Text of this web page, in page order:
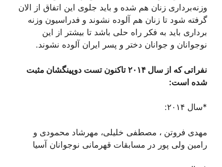
وزنه‌برداری زنان هم شده و باید جلوی این اتفاق از الان
گرفته شود تا زنان هم آلوده نشوند و فدراسیون وزنه
برداری باید به فکر راه حلی باشد تا بیشتر از این
نوجوانان و جوانان دختر و پسر ایران آلوده نشوند.
نفراتی که از سال ۲۰۱۴ تاکنون تست دوپینگشان مثبت
شده است:
*سال ۲۰۱۴:
مهدی فروتن ، مصطفی خلیلی، مهرشاد محمودی و
رامین ولی پور در مسابقات قهرمانی نوجوانان آسیا